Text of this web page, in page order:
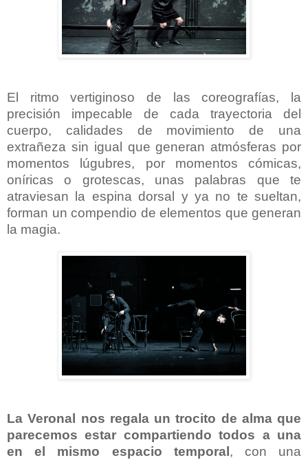
El ritmo vertiginoso de las coreografías, la
precisión impecable de cada trayectoria del
cuerpo, calidades de movimiento de una
extrañeza sin igual que generan atmósferas por
momentos lúgubres, por momentos cómicas,
oníricas o grotescas, unas palabras que te
atraviesan la espina dorsal y ya no te sueltan,
forman un compendio de elementos que generan
la magia.
La Veronal nos regala un trocito de alma que
parecemos estar compartiendo todos a una
en el mismo espacio temporal , con una